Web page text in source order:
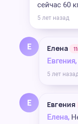
сейчас 60
5 лет назад
Е Елена
Евгения,
5 лет
Е Евгения
Елена,